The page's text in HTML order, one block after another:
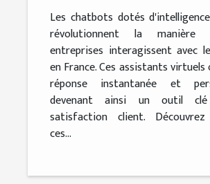
Les chatbots dotés
révolutionnent la
entreprises interagissent avec
en France. Ces assistants
réponse instantanée et
devenant ainsi un outil
satisfaction client.
ces...